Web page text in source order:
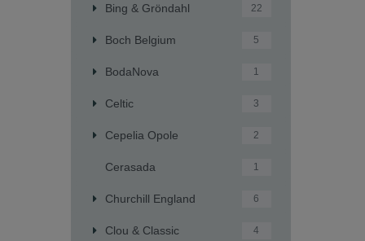
Bing & Gröndahl 22
Boch Belgium 5
BodaNova 1
Celtic 3
Cepelia Opole 2
Cerasada 1
Churchill England 6
Clou & Classic 4